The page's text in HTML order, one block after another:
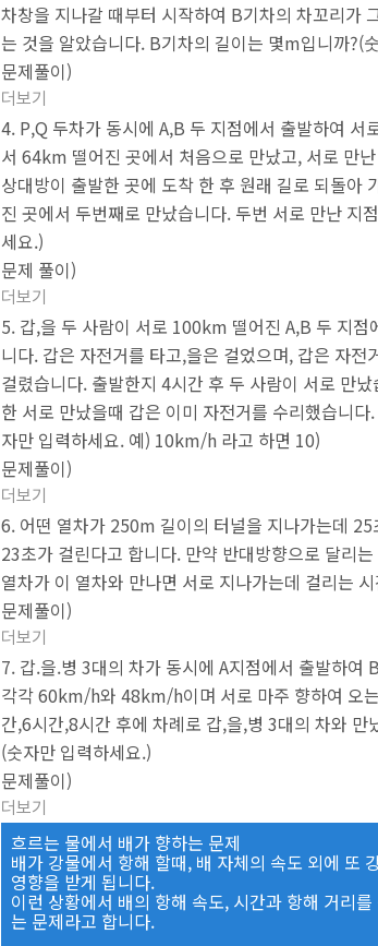
차창을 지나갈 때부터 시작하여 B기차의 차꼬리가
는 것을 알았습니다. B기차의 길이는 몇m입니까?(
문제풀이)
더보기
4. P,Q 두차가 동시에 A,B 두 지점에서 출발하여 서
서 64km 떨어진 곳에서 처음으로 만났고, 서로 만
상대방이 출발한 곳에 도착 한 후 원래 길로 되돌아
진 곳에서 두번째로 만났습니다. 두번 서로 만난
세요.)
문제 풀이)
더보기
5. 갑,을 두 사람이 서로 100km 떨어진 A,B 두 지
니다. 갑은 자전거를 타고,을은 걸었으며, 갑은 자
걸렸습니다. 출발한지 4시간 후 두 사람이 서로 만
한 서로 만났을때 갑은 이미 자전거를 수리했습니
자만 입력하세요. 예) 10km/h 라고 하면 10)
문제풀이)
더보기
6. 어떤 열차가 250m 길이의 터널을 지나가는데
23초가 걸린다고 합니다. 만약 반대방향으로 달리
열차가 이 열차와 만나면 서로 지나가는데 걸리는
문제풀이)
더보기
7. 갑.을.병 3대의 차가 동시에 A지점에서 출발하여
각각 60km/h와 48km/h이며 서로 마주 향하여 오
간,6시간,8시간 후에 차례로 갑,을,병 3대의 차와
(숫자만 입력하세요.)
문제풀이)
더보기
흐르는 물에서 배가 향하는 문제
배가 강물에서 항해 할때, 배 자체의 속도 외에 또
영향을 받게 됩니다.
이런 상황에서 배의 항해 속도, 시간과 항해 거리
는 문제라고 합니다.